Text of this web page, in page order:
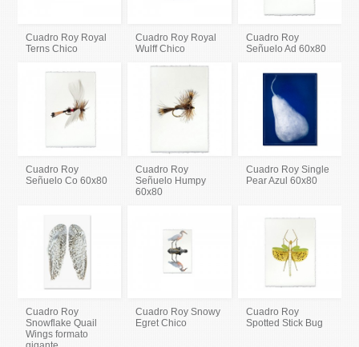
Cuadro Roy Royal
Terns Chico
Cuadro Roy Royal
Wulff Chico
Cuadro Roy
Señuelo Ad 60x80
Cuadro Roy
Señuelo Co 60x80
Cuadro Roy
Señuelo Humpy
60x80
Cuadro Roy Single
Pear Azul 60x80
Cuadro Roy
Snowflake Quail
Wings formato
Cuadro Roy Snowy
Egret Chico
Cuadro Roy
Spotted Stick Bug